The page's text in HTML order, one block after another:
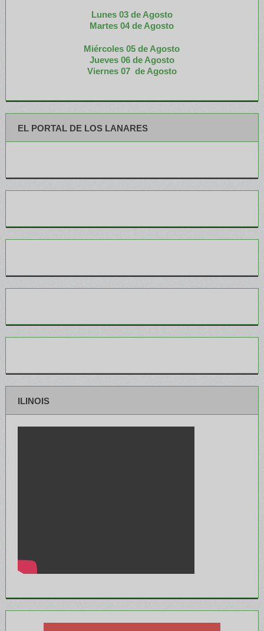
Lunes 03 de Agosto
Martes 04 de Agosto
Miércoles 05 de Agosto
Jueves 06 de Agosto
Viernes 07 de Agosto
EL PORTAL DE LOS LANARES
ILINOIS